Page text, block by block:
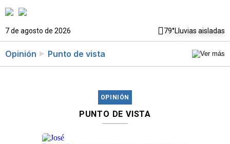
7 de agosto de 2026 79°Lluvias aisladas
Opinión Punto de vista
OPINIÓN
PUNTO DE VISTA